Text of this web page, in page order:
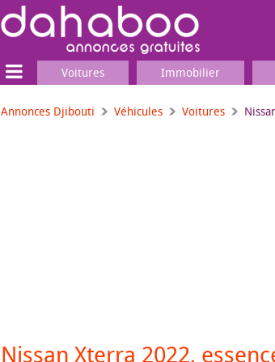
Voitures Immobilier
Annonces Djibouti Véhicules Voitures
Nissan Xterra 2022,